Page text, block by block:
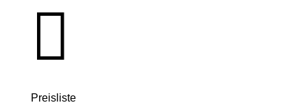

Preisliste